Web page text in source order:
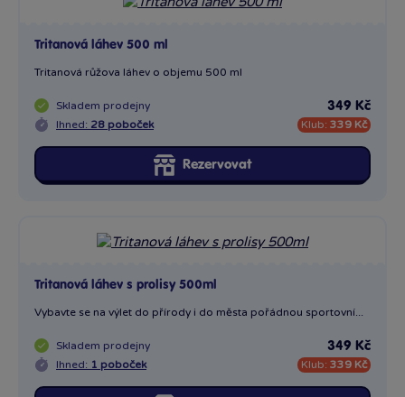
Tritanová láhev 500 ml
Tritanová růžova láhev o objemu 500 ml
Skladem prodejny
Ihned: 28 poboček
349 Kč
Klub: 339 Kč
Rezervovat
Tritanová láhev s prolisy 500ml
Vybavte se na výlet do přírody i do města pořádnou sportovní...
Skladem prodejny
Ihned: 1 poboček
349 Kč
Klub: 339 Kč